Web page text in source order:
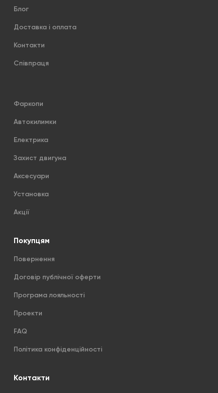
Блог
Доставка і оплата
Контакти
Співпраця
Фаркопи
Автокилимки
Електрика
Захист двигуна
Аксесуари
Установка
Акції
Покупцям
Повернення
Договір публічної оферти
Програма лояльності
Проекти
FAQ
Політика конфіденційності
Контакти